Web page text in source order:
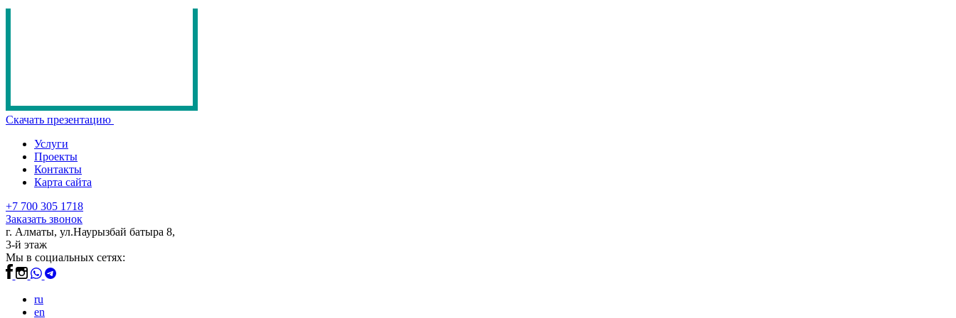
Скачать презентацию
Услуги
Проекты
Контакты
Карта сайта
+7 700 305 1718
Заказать звонок
г. Алматы, ул.Наурызбай батыра 8,
3-й этаж
Мы в социальных сетях:
ru
en